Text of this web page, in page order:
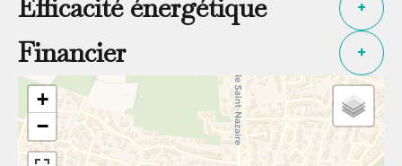
Efficacité énergétique +
Financier +
+
−